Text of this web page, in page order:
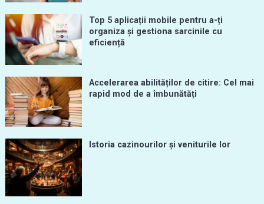
Top 5 aplicații mobile pentru a-ți
organiza și gestiona sarcinile cu
eficiență
Accelerarea abilităților de citire: Cel mai
rapid mod de a îmbunătăți
Istoria cazinourilor și veniturile lor